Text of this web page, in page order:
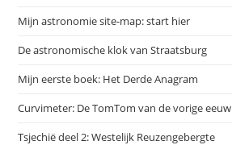
Mijn astronomie site-map: start hier
De astronomische klok van Straatsburg
Mijn eerste boek: Het Derde Anagram
Curvimeter: De TomTom van de vorige eeuw
Tsjechië deel 2: Westelijk Reuzengebergte